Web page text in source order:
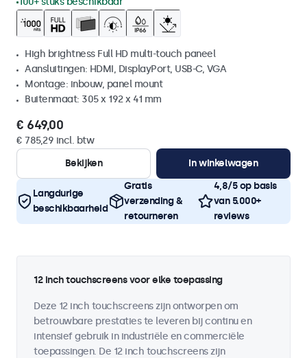
High brightness Full HD multi-touch paneel
Aansluitingen: HDMI, DisplayPort, USB-C, VGA
Montage: inbouw, panel mount
Buitenmaat: 305 x 192 x 41 mm
€ 649,00
€ 785,29 incl. btw
Bekijken
In winkelwagen
Langdurige
beschikbaarheid
Gratis
verzending &
retourneren
4,8/5 op basis
van 5.000+
reviews
12 inch touchscreens voor elke toepassing
Deze 12 inch touchscreens zijn ontworpen om
betrouwbare prestaties te leveren bij continu en
intensief gebruik in industriële en commerciële
toepassingen. De 12 inch touchscreens zijn